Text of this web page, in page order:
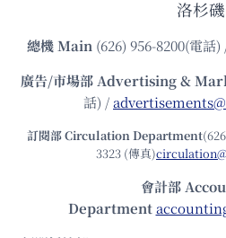
洛杉磯
總機Main (626) 956-8200(電話)
廣告/市場部Advertising &
話) /
訂閱部 Circulation Department
3323 (傳真)
會計部
Department